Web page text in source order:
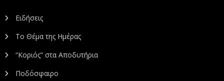
Ειδήσεις
Το Θέμα της Ημέρας
“Κοριός” στα Αποδυτήρια
Ποδόσφαιρο